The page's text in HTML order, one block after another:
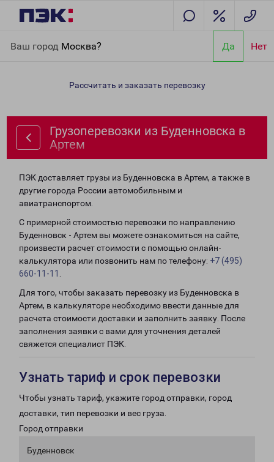
Ваш город Москва? Да Нет
Артем
Рассчитать и заказать перевозку
Грузоперевозки из Буденновска в
Артем
ПЭК доставляет грузы из Буденновска в Артем, а также в
другие города России автомобильным и
авиатранспортом.
С примерной стоимостью перевозки по направлению
Буденновск - Артем вы можете ознакомиться на сайте,
произвести расчет стоимости с помощью онлайн-
калькулятора или позвонить нам по телефону: +7 (495)
660-11-11
Для того, чтобы заказать перевозку из Буденновска в
Артем, в калькуляторе необходимо ввести данные для
расчета стоимости доставки и заполнить заявку. После
заполнения заявки с вами для уточнения деталей
свяжется специалист ПЭК.
Узнать тариф и срок перевозки
Чтобы узнать тариф, укажите город отправки, город
доставки, тип перевозки и вес груза.
Город отправки
Буденновск